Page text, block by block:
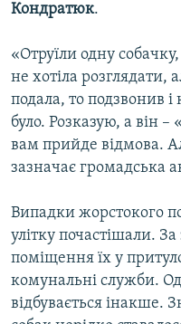
Кондратюк.
«Отруїли одну
не хотіла розглядати,
подала, то подзвонив
було. Розказую, а він
вам прийде відмова.
зазначає громадська
Випадки жорстокого
улітку почастішали.
поміщення їх у
комунальні служби.
відбувається